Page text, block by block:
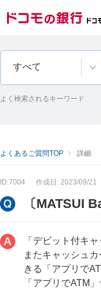
すべて
よく検索されるキーワード
よくあるご質問TOP 詳細
ID:7004 作成日: 2023/09/21
〔MATSUI
「デビット付キ
またキャッシュ
きる「アプリで
「アプリでATM